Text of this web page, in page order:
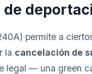
de
permite a
la cancelación de
legal — una green